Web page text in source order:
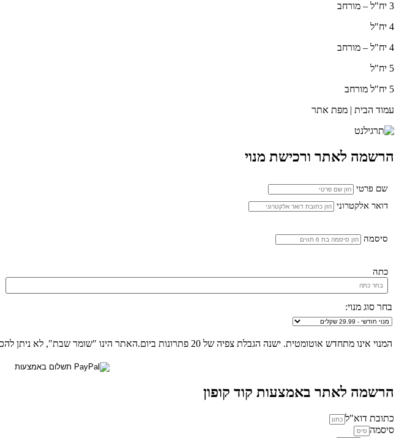
3 יח"ל – מורחב
4 יח"ל
4 יח"ל – מורחב
5 יח"ל
5 יח"ל מורחב
עמוד הבית | מפת אתר
הרשמה לאתר ורכישת מנוי
שם פרטי
דואר אלקטרוני
סיסמה
כתה
בחר סוג מנוי:
המנוי אינו מתחדש אוטומטית. ישנה הגבלת צפיה של 20 פתרונות ביום.האתר הינו "שומר שבת", לא ניתן להכנס לאתר ולצפות בפתרונות החל מכניסת שבת/חג ועד לצאת שבת/חג.
הרשמה לאתר באמצעות קוד קופון
כתובת דוא"ל
סיסמה